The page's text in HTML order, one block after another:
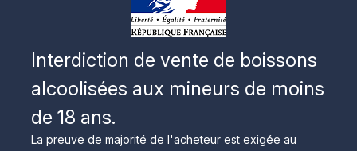
Interdiction de vente de boissons
alcoolisées aux mineurs de moins
de 18 ans.
La preuve de majorité de l'acheteur est exigée au